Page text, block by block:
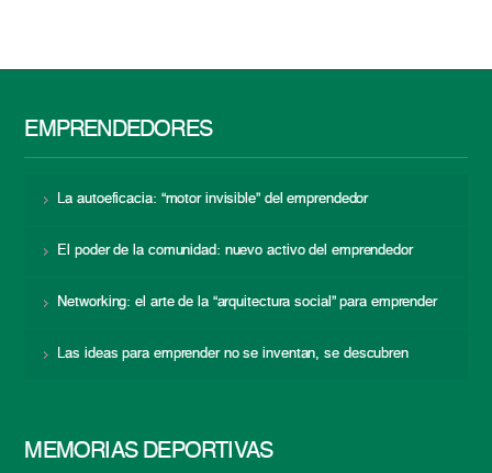
EMPRENDEDORES
La autoeficacia: “motor invisible” del emprendedor
El poder de la comunidad: nuevo activo del emprendedor
Networking: el arte de la “arquitectura social” para emprender
Las ideas para emprender no se inventan, se descubren
MEMORIAS DEPORTIVAS